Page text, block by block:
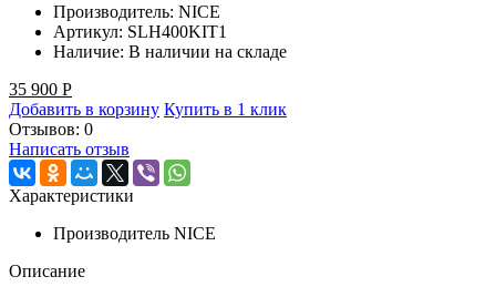
Производитель: NICE
Артикул: SLH400KIT1
Наличие: В наличии на складе
35 900 Р
Добавить в корзину Купить в 1 клик
Отзывов: 0
Написать отзыв
Характеристики
Производитель NICE
Описание